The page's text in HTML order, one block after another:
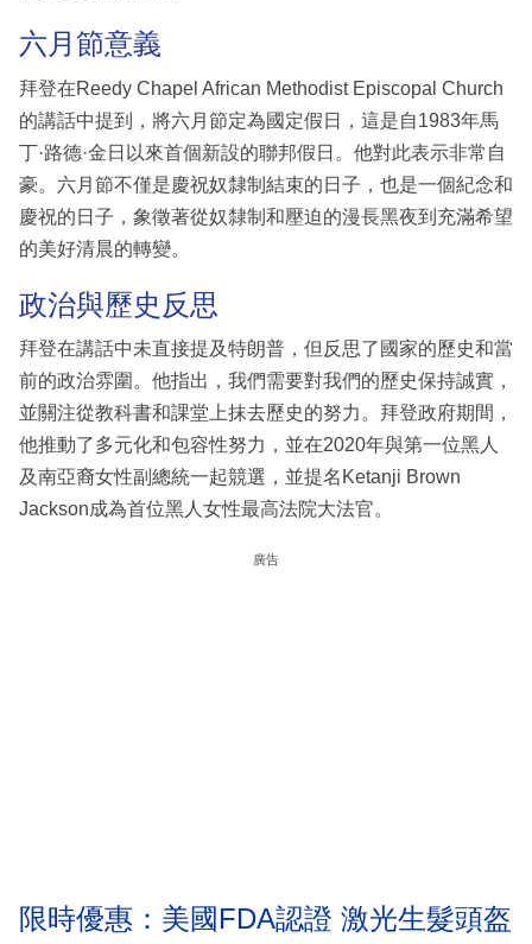
六月節意義
拜登在Reedy Chapel African Methodist Episcopal Church
的講話中提到，將六月節定為國定假日，這是自1983年馬
丁·路德·金日以來首個新設的聯邦假日。他對此表示非常自
豪。六月節不僅是慶祝奴隸制結束的日子，也是一個紀念和
慶祝的日子，象徵著從奴隸制和壓迫的漫長黑夜到充滿希望
的美好清晨的轉變。
政治與歷史反思
拜登在講話中未直接提及特朗普，但反思了國家的歷史和當
前的政治雰圍。他指出，我們需要對我們的歷史保持誠實，
並關注從教科書和課堂上抹去歷史的努力。拜登政府期間，
他推動了多元化和包容性努力，並在2020年與第一位黑人
及南亞裔女性副總統一起競選，並提名Ketanji Brown
Jackson成為首位黑人女性最高法院大法官。
廣告
限時優惠：美國FDA認證 激光生髮頭盔